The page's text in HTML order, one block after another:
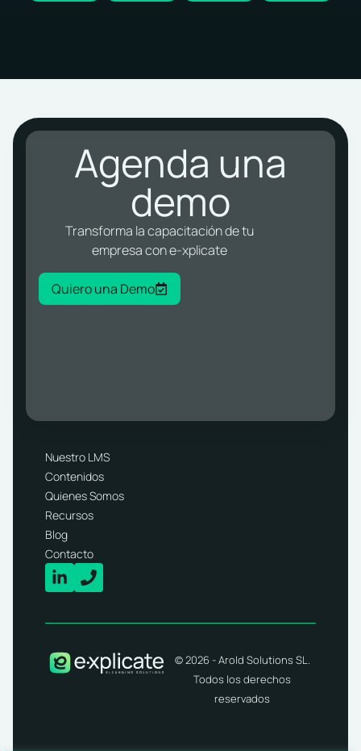
Agenda una
demo
Transforma la capacitación de tu
empresa con e-xplicate
Quiero una Demo
Nuestro LMS
Contenidos
Quienes Somos
Recursos
Blog
Contacto
© 2026 - Arold Solutions SL.
Todos los derechos
reservados